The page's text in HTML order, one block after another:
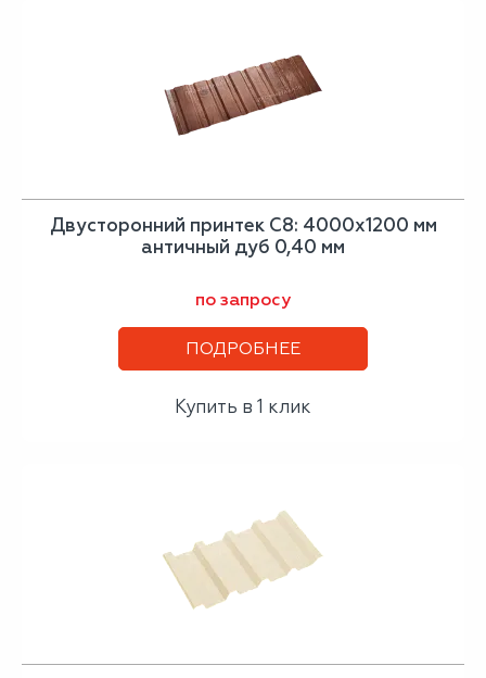
Двусторонний принтек С8: 4000x1200 мм
античный дуб 0,40 мм
по запросу
ПОДРОБНЕЕ
Купить в 1 клик